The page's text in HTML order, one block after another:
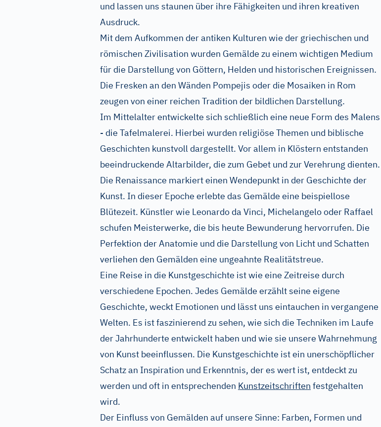
und lassen uns staunen über ihre Fähigkeiten und ihren kreativen
Ausdruck.
Mit dem Aufkommen der antiken Kulturen wie der griechischen und
römischen Zivilisation wurden Gemälde zu einem wichtigen Medium
für die Darstellung von Göttern, Helden und historischen Ereignissen.
Die Fresken an den Wänden Pompejis oder die Mosaiken in Rom
zeugen von einer reichen Tradition der bildlichen Darstellung.
Im Mittelalter entwickelte sich schließlich eine neue Form des Malens
- die Tafelmalerei. Hierbei wurden religiöse Themen und biblische
Geschichten kunstvoll dargestellt. Vor allem in Klöstern entstanden
beeindruckende Altarbilder, die zum Gebet und zur Verehrung dienten.
Die Renaissance markiert einen Wendepunkt in der Geschichte der
Kunst. In dieser Epoche erlebte das Gemälde eine beispiellose
Blütezeit. Künstler wie Leonardo da Vinci, Michelangelo oder Raffael
schufen Meisterwerke, die bis heute Bewunderung hervorrufen. Die
Perfektion der Anatomie und die Darstellung von Licht und Schatten
verliehen den Gemälden eine ungeahnte Realitätstreue.
Eine Reise in die Kunstgeschichte ist wie eine Zeitreise durch
verschiedene Epochen. Jedes Gemälde erzählt seine eigene
Geschichte, weckt Emotionen und lässt uns eintauchen in vergangene
Welten. Es ist faszinierend zu sehen, wie sich die Techniken im Laufe
der Jahrhunderte entwickelt haben und wie sie unsere Wahrnehmung
von Kunst beeinflussen. Die Kunstgeschichte ist ein unerschöpflicher
Schatz an Inspiration und Erkenntnis, der es wert ist, entdeckt zu
werden und oft in entsprechenden Kunstzeitschriften festgehalten
wird.
Der Einfluss von Gemälden auf unsere Sinne: Farben, Formen und